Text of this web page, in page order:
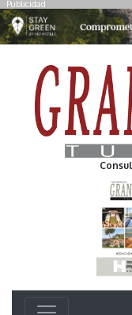
Publicidad